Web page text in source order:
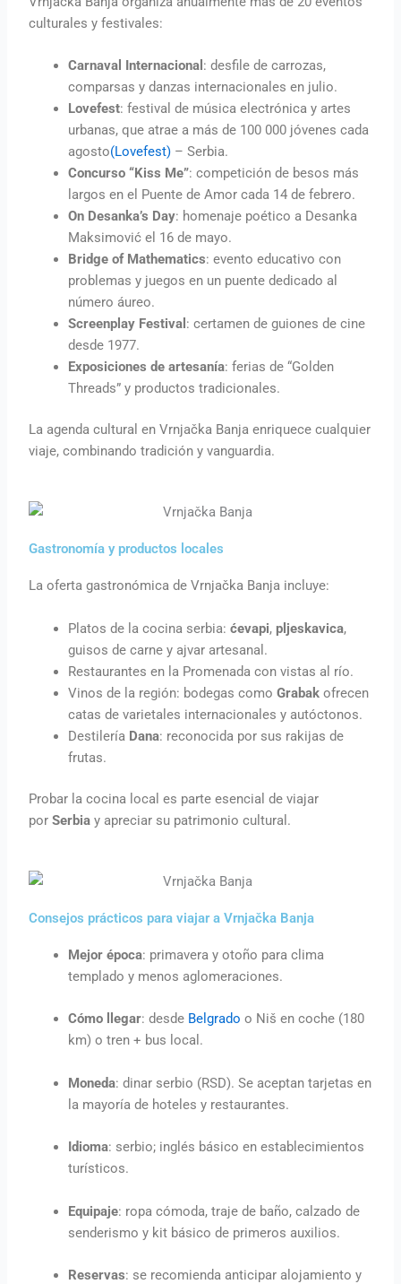
culturales y festivales:
Carnaval Internacional : desfile de carrozas,
comparsas y danzas internacionales en julio.
Lovefest: festival de música electrónica y artes
urbanas, que atrae a más de 100 000 jóvenes cada
agosto(Lovefest) – Serbia.
Concurso “Kiss Me”: competición de besos más
largos en el Puente de Amor cada 14 de febrero.
On Desanka’s Day: homenaje poético a Desanka
Maksimović el 16 de mayo.
Bridge of Mathematics: evento educativo con
problemas y juegos en un puente dedicado al
número áureo.
Screenplay Festival : certamen de guiones de cine
desde 1977.
Exposiciones de artesanía: ferias de “Golden
Threads” y productos tradicionales.
La agenda cultural en Vrnjačka Banja enriquece cualquier
viaje, combinando tradición y vanguardia.
Gastronomía y productos locales
La oferta gastronómica de Vrnjačka Banja incluye:
Platos de la cocina serbia:ćevapi,pljeskavica,
guisos de carne y ajvar artesanal.
Restaurantes en la Promenada con vistas al río.
Vinos de la región: bodegas comoGrabak ofrecen
catas de varietales internacionales y autóctonos.
Destilería Dana: reconocida por sus rakijas de
frutas.
Probar la cocina local es parte esencial de viajar
porSerbia y apreciar su patrimonio cultural.
Consejos prácticos para viajar a Vrnjačka Banja
Mejor época: primavera y otoño para clima
templado y menos aglomeraciones.
Cómo llegar: desde Belgrado o Niš en coche (180
km) o tren + bus local.
Moneda: dinar serbio (RSD). Se aceptan tarjetas en
la mayoría de hoteles y restaurantes.
Idioma: serbio; inglés básico en establecimientos
turísticos.
Equipaje: ropa cómoda, traje de baño, calzado de
senderismo y kit básico de primeros auxilios.
Reservas: se recomienda anticipar alojamiento y